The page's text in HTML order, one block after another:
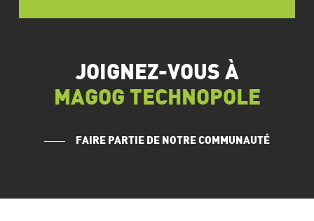
JOIGNEZ-VOUS À
MAGOG TECHNOPOLE
FAIRE PARTIE DE NOTRE COMMUNAUTÉ